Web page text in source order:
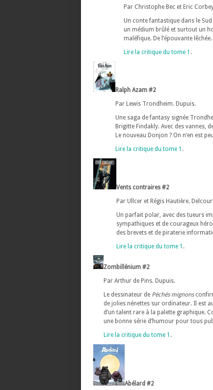
Par Christophe Bec et Eric
Un conte fantastique dans le
un médium brûlé et surtout un
maléfique. De l’épouvante lêchée.
Lire la critique du tome 1 .
Ralph Azam #2
Par Lewis Trondheim. Dupuis.
Une saga de fantasy signée
Brigitte Findakly. Avec des vannes,
Le nouveau Donjon ? On n’en est
Lire la critique du tome 1 .
Vents contraires #2
Par Ullcer et Régis Hautière.
Un parfait polar, avec des tueurs
sympathiques et de courageux
des brevets et de piraterie
Lire la critique du tome 1 .
Zombillénium #2
Par Arthur de Pins. Dupuis.
Le dessinateur de Péchés mignons
de jolies nénettes sur ordinateur. Il est
d’un talent rare à la palette graphique.
une bonne série d’humour pour tous
Lire la critique du tome 1 .
Abélard #2